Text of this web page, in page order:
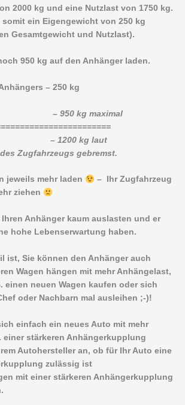
2000 kg und eine Nutzlast von 1750 kg.
somit ein Eigengewicht von 250 kg
Gesamtgewicht und Nutzlast).
950 kg auf den Anhänger laden.
– 250 kg
– 950 kg maximal
– 1200 kg laut
Zugfahrzeugs gebremst.
jeweils mehr laden
– Ihr Zugfahrzeug
ziehen
Anhänger kaum auslasten und er
hohe Lebenserwartung haben.
ist, Sie können den Anhänger auch
Wagen hängen mit mehr Anhängelast,
einen neuen Wagen kaufen oder sich
oder Nachbarn mal ausleihen ;-)!
einfach ein neues Auto mit mehr
einer stärkeren Anhängerkupplung
Autohersteller an, ob für Ihr Auto eine
zulässig ist
mit einer stärkeren Anhängerkupplung